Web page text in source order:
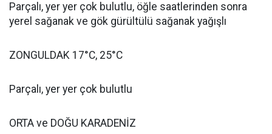
Parçalı, yer yer çok bulutlu, öğle saatlerinden sonra
yerel sağanak ve gök gürültülü sağanak yağışlı
ZONGULDAK 17°C, 25°C
Parçalı, yer yer çok bulutlu
ORTA ve DOĞU KARADENİZ